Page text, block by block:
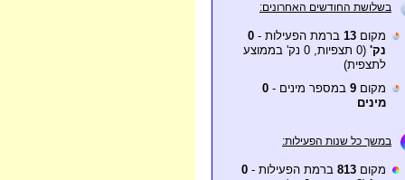
בשלושת החודשים האחרונים:
מקום 13 ברמת הפעילות - 0
נק'
(0 תצפיות, 0 נק' בממוצע
לתצפית)
מקום 9 במספר מינים - 0
מינים
במשך כל שנות הפעילות:
מקום 813 ברמת הפעילות - 0